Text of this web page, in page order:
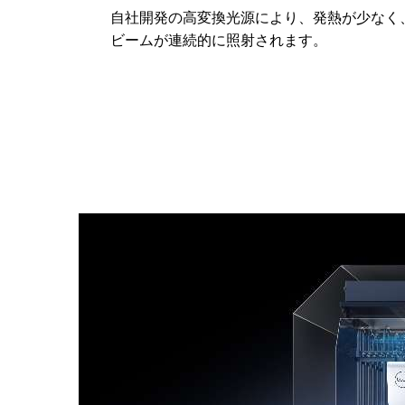
自社開発の高変換光源により、発熱が少なく
ビームが連続的に照射されます。